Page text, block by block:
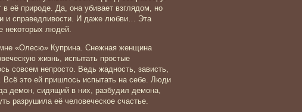
её природе. Да, она убивает взглядом, но
и справедливости. И даже любви… Эта
некоторых людей.
«Олесю» Куприна. Снежная женщина
жизнь, испытать простые
совсем непросто. Ведь жадность, зависть,
Всё это ей пришлось испытать на себе. Люди
демон, сидящий в них, разбудил демона,
разрушила её человеческое счастье.